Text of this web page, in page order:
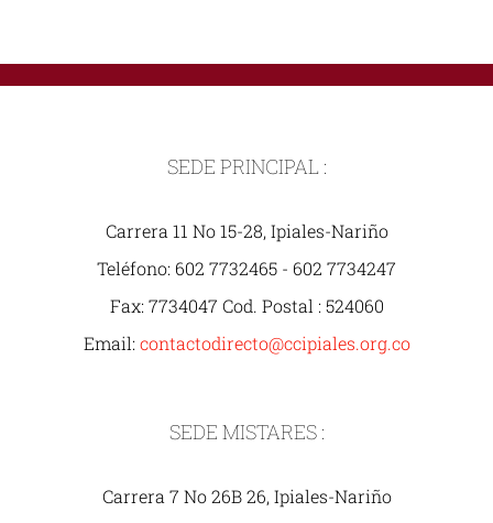
SEDE PRINCIPAL :
Carrera 11 No 15-28, Ipiales-Nariño
Teléfono: 602 7732465 - 602 7734247
Fax: 7734047 Cod. Postal : 524060
Email: contactodirecto@ccipiales.org.co
SEDE MISTARES :
Carrera 7 No 26B 26, Ipiales-Nariño